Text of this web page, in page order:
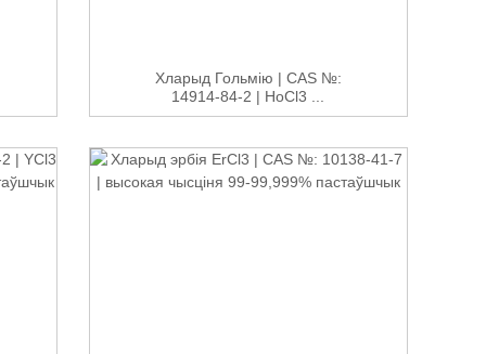
Хларыд Гольмію | CAS №:
14914-84-2 | HoCl3 ...